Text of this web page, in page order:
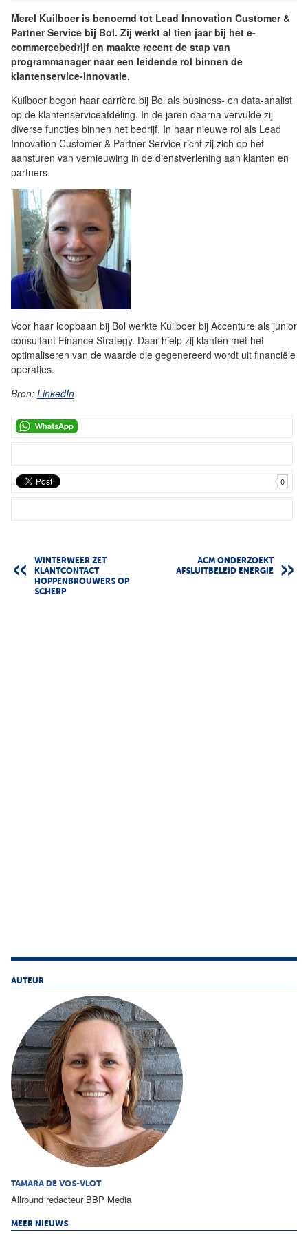
Merel Kuilboer is benoemd tot Lead Innovation Customer &
Partner Service bij Bol. Zij werkt al tien jaar bij het e-
commercebedrijf en maakte recent de stap van
programmanager naar een leidende rol binnen de
klantenservice-innovatie.
Kuilboer begon haar carrière bij Bol als business- en data-analist
op de klantenserviceafdeling. In de jaren daarna vervulde zij
diverse functies binnen het bedrijf. In haar nieuwe rol als Lead
Innovation Customer & Partner Service richt zij zich op het
aansturen van vernieuwing in de dienstverlening aan klanten en
partners.
Voor haar loopbaan bij Bol werkte Kuilboer bij Accenture als junior
consultant Finance Strategy. Daar hielp zij klanten met het
optimaliseren van de waarde die gegenereerd wordt uit financiële
operaties.
Bron: LinkedIn
0
WINTERWEER ZET
KLANTCONTACT
HOPPENBROUWERS OP
SCHERP
ACM ONDERZOEKT
AFSLUITBELEID ENERGIE
AUTEUR
TAMARA DE VOS-VLOT
Allround redacteur BBP Media
MEER NIEUWS